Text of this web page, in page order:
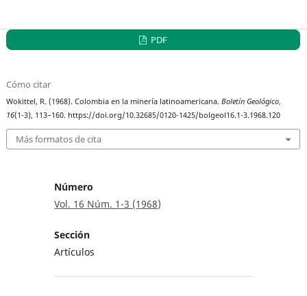
PDF
Cómo citar
Wokittel, R. (1968). Colombia en la minería latinoamericana.Boletín Geológico,
16(1-3), 113–160. https://doi.org/10.32685/0120-1425/bolgeol16.1-3.1968.120
Más formatos de cita
Número
Vol. 16 Núm. 1-3 (1968)
Sección
Artículos